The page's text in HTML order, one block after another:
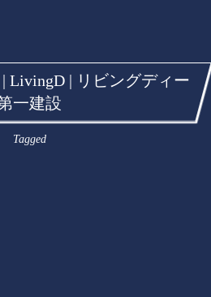
LivingD | リビングディー
一建設
Tagged